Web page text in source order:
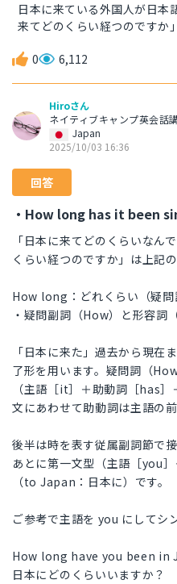
日本に来ている外国人が日本
来てどのくらい経つのですか
0 6,112
Hiroさん
ネイティブキャンプ英会話
Japan
2025/10/03 16:36
回答
・How long has it been
「日本に来てどのくらいなん
くらい経つのですか」は上記
How long：どれくらい（疑問
・疑問副詞（How）と形容詞
「日本に来た」過去から現在
了形を用います。疑問詞（
（主語［it］＋助動詞［has
文にあわせて助動詞は主語の前
後半は時を表す従属副詞節で
あとに第一文型（主語［you
（to Japan：日本に）です。
ご参考で主語を you にしてシ
How long have you been in
日本にどのくらいいますか？